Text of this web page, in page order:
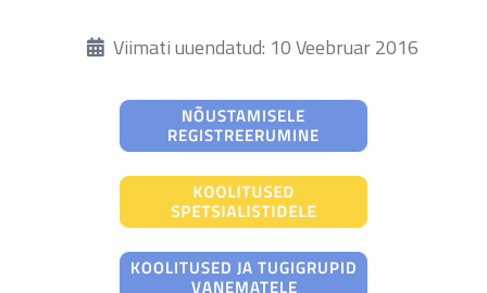
ÜksikasjadViimati uuendatud: 10 Veebruar 2016